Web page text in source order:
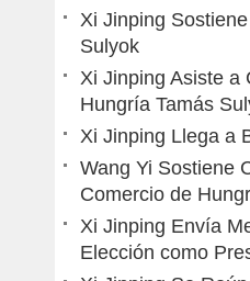
Xi Jinping
Sulyok
Xi Jinping Asiste a
Hungría Tamás
Xi Jinping Llega a
Wang Yi Sostiene
Comercio de
Xi Jinping Envía
Elección como